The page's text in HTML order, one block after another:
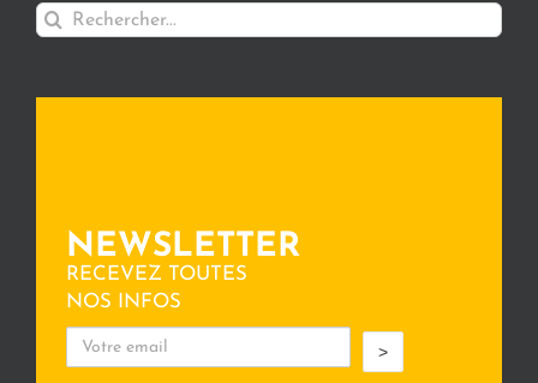
Rechercher:
NEWSLETTER
RECEVEZ TOUTES
NOS INFOS
>